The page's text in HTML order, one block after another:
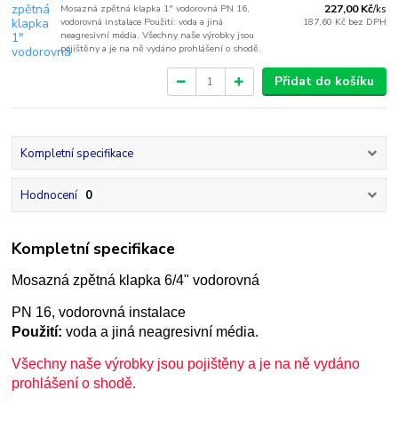
Mosazná zpětná klapka 1" vodorovná PN 16,
vodorovná instalace Použití: voda a jiná
neagresivní média. Všechny naše výrobky jsou
pojištěny a je na ně vydáno prohlášení o shodě.
227,00 Kč/ks
187,60 Kč bez DPH
Přidat do košíku
Kompletní specifikace
Hodnocení 0
Kompletní specifikace
Mosazná zpětná klapka 6/4" vodorovná
PN 16, vodorovná instalace
Použití: voda a jiná neagresivní média.
Všechny naše výrobky jsou pojištěny a je na ně vydáno
prohlášení o shodě.